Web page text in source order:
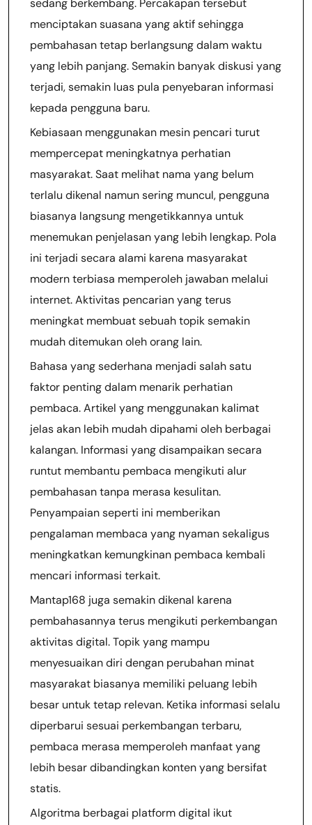
menciptakan suasana yang aktif sehingga
pembahasan tetap berlangsung dalam waktu
yang lebih panjang. Semakin banyak diskusi yang
terjadi, semakin luas pula penyebaran informasi
kepada pengguna baru.
Kebiasaan menggunakan mesin pencari turut
mempercepat meningkatnya perhatian
masyarakat. Saat melihat nama yang belum
terlalu dikenal namun sering muncul, pengguna
biasanya langsung mengetikkannya untuk
menemukan penjelasan yang lebih lengkap. Pola
ini terjadi secara alami karena masyarakat
modern terbiasa memperoleh jawaban melalui
internet. Aktivitas pencarian yang terus
meningkat membuat sebuah topik semakin
mudah ditemukan oleh orang lain.
Bahasa yang sederhana menjadi salah satu
faktor penting dalam menarik perhatian
pembaca. Artikel yang menggunakan kalimat
jelas akan lebih mudah dipahami oleh berbagai
kalangan. Informasi yang disampaikan secara
runtut membantu pembaca mengikuti alur
pembahasan tanpa merasa kesulitan.
Penyampaian seperti ini memberikan
pengalaman membaca yang nyaman sekaligus
meningkatkan kemungkinan pembaca kembali
mencari informasi terkait.
Mantap168 juga semakin dikenal karena
pembahasannya terus mengikuti perkembangan
aktivitas digital. Topik yang mampu
menyesuaikan diri dengan perubahan minat
masyarakat biasanya memiliki peluang lebih
besar untuk tetap relevan. Ketika informasi selalu
diperbarui sesuai perkembangan terbaru,
pembaca merasa memperoleh manfaat yang
lebih besar dibandingkan konten yang bersifat
statis.
Algoritma berbagai platform digital ikut